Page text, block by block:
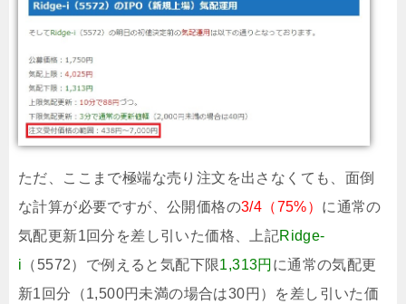
ただ、ここまで極端な売り注文を出さなくても、面倒
な計算が必要ですが、公開価格の3/4（75%） に通常の
気配更新1回分を差し引いた価格、上記Ridge-
i （5572）で例えると気配下限1,313円 に通常の気配更
新1回分（1,500円未満の場合は30円）を差し引いた価